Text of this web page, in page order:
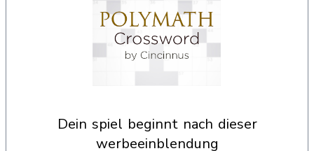
dein spiel beginnt nach dieser
werbeeinblendung